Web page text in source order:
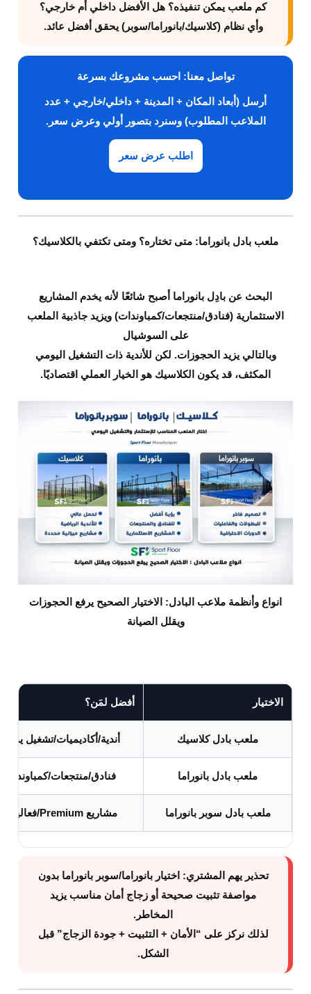
كم ملعب يمكن تنفيذه؟ هل الأفضل داخلي أم خارجي؟
وأي نظام (كلاسيك/بانوراما/سوبر) يحقق أفضل عائد.
تواصل معنا: احسب مشروعك بسرعة
أرسل (أبعاد المكان + المدينة + داخلي/خارجي + عدد
الملاعب المطلوب) وسنرد بتصور أولي وعرض سعر.
اطلب عرض سعر
ملعب بادل بانوراما: متى تختاره؟ ومتى تكتفي بالكلاسيك؟
البحث عن بادِل بانوراما أصبح شائعًا لأنه يخدم المشاريع
الاستثمارية (فنادق/منتجعات/كمباوندات) ويزيد جاذبية الملعب
على السوشيال
وبالتالي يزيد
الحجوزات. لكن للأندية ذات التشغيل اليومي
المكثف، قد يكون
الكلاسيك هو الخيار العملي اقتصاديًا.
انواع وأنظمة ملاعب البادل: الاختيار الصحيح يرفع الحجوزات
ويقلل الصيانة
الاختيار أفضل لمَن؟
ملعب بادل كلاسيك أندية/أكاديميات/تشغيل يومي
ملعب بادل بانوراما فنادق/منتجعات/كمباوندات
ملعب بادل سوبر بانوراما مشاريع Premium/فعاليات
تحذير يهم المشتري: اختيار بانوراما/سوبر بانوراما بدون
مواصفة تثبيت صحيحة أو زجاج أمان مناسب يزيد
المخاطر.
لذلك نركز على “الأمان + التثبيت + جودة الزجاج” قبل
الشكل.